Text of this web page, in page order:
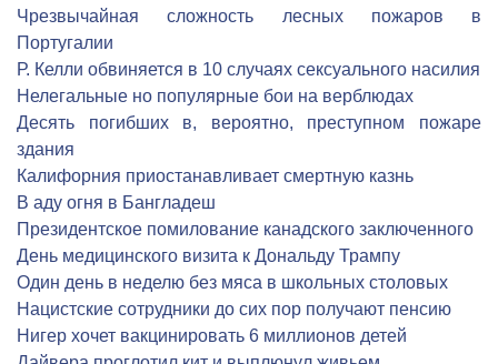
Чрезвычайная сложность лесных пожаров в
Португалии
Р. Келли обвиняется в 10 случаях сексуального насилия
Нелегальные но популярные бои на верблюдах
Десять погибших в, вероятно, преступном пожаре
здания
Калифорния приостанавливает смертную казнь
В аду огня в Бангладеш
Президентское помилование канадского заключенного
День медицинского визита к Дональду Трампу
Один день в неделю без мяса в школьных столовых
Нацистские сотрудники до сих пор получают пенсию
Нигер хочет вакцинировать 6 миллионов детей